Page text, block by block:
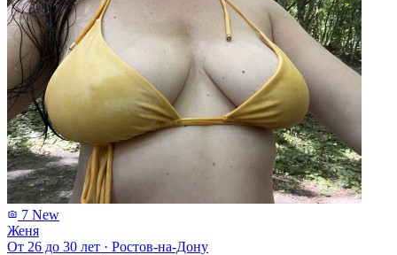
7 New
Женя
От 26 до 30 лет · Ростов-на-Дону